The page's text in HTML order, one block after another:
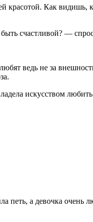
Как видишь,
счастливой? —
ведь не за
искусством любить
петь, а девочка очень